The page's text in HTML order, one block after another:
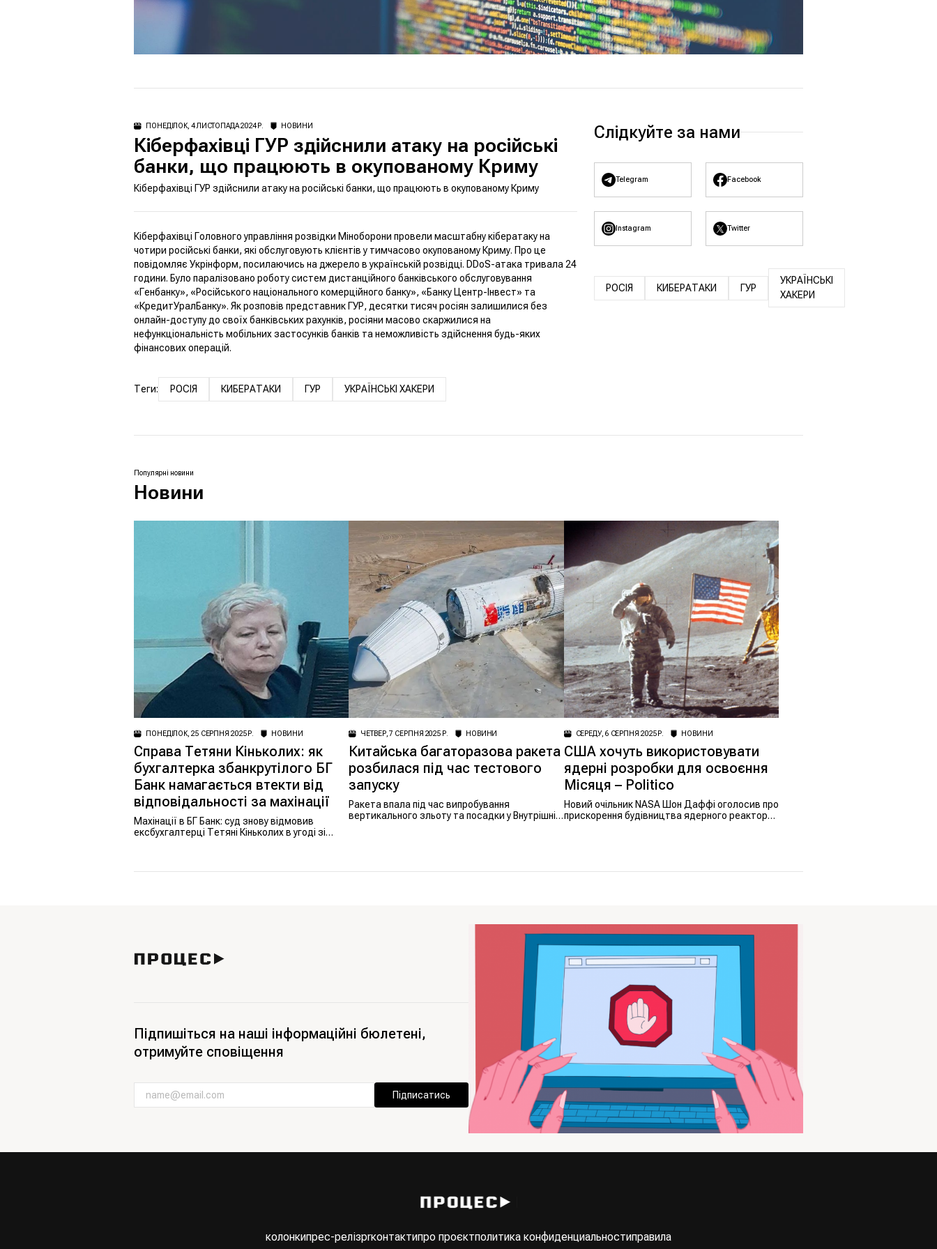
ПОНЕДІЛОК, 4 ЛИСТОПАДА 2024 Р. НОВИНИ
Кіберфахівці ГУР здійснили атаку на російські
банки, що працюють в окупованому Криму
Кіберфахівці ГУР здійснили атаку на російські банки, що працюють в окупованому Криму
Кіберфахівці Головного управління розвідки Міноборони провели масштабну кібератаку на
чотири російські банки, які обслуговують клієнтів у тимчасово окупованому Криму. Про це
повідомляє Укрінформ, посилаючись на джерело в українській розвідці. DDoS-атака тривала 24
години. Було паралізовано роботу систем дистанційного банківського обслуговування
«Генбанку», «Російського національного комерційного банку», «Банку Центр-Інвест» та
«КредитУралБанку». Як розповів представник ГУР, десятки тисяч росіян залишилися без
онлайн-доступу до своїх банківських рахунків, росіяни масово скаржилися на
нефункціональність мобільних застосунків банків та неможливість здійснення будь-яких
фінансових операцій.
Теги: РОСІЯ КИБЕРАТАКИ ГУР УКРАЇНСЬКІ ХАКЕРИ
Слідкуйте за нами
Telegram Facebook
Instagram Twitter
РОСІЯ КИБЕРАТАКИ ГУР
УКРАЇНСЬКІ
ХАКЕРИ
Популярні новини
Новини
ПОНЕДІЛОК, 25 СЕРПНЯ 2025 Р. НОВИНИ
Справа Тетяни Кіньколих: як
бухгалтерка збанкрутілого БГ
Банк намагається втекти від
відповідальності за махінації
Махінації в БГ Банк: суд знову відмовив
ексбухгалтерці Тетяні Кіньколих в угоді зі
ЧЕТВЕР, 7 СЕРПНЯ 2025 Р. НОВИНИ
Китайська багаторазова ракета
розбилася під час тестового
запуску
Ракета впала під час випробування
вертикального зльоту та посадки у Внутрішній
СЕРЕДУ, 6 СЕРПНЯ 2025 Р. НОВИНИ
США хочуть використовувати
ядерні розробки для освоєння
Місяця – Politico
Новий очільник NASA Шон Даффі оголосив про
прискорення будівництва ядерного реактора
Підпишіться на наші інформаційні бюлетені,
отримуйте сповіщення
Підписатись
колонкипрес-релізprконтактипро проєктполитика конфиденциальностиправила